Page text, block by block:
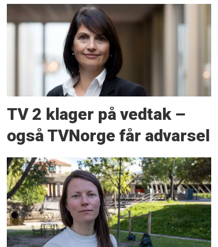
TV 2 klager på vedtak –
også TVNorge får advarsel